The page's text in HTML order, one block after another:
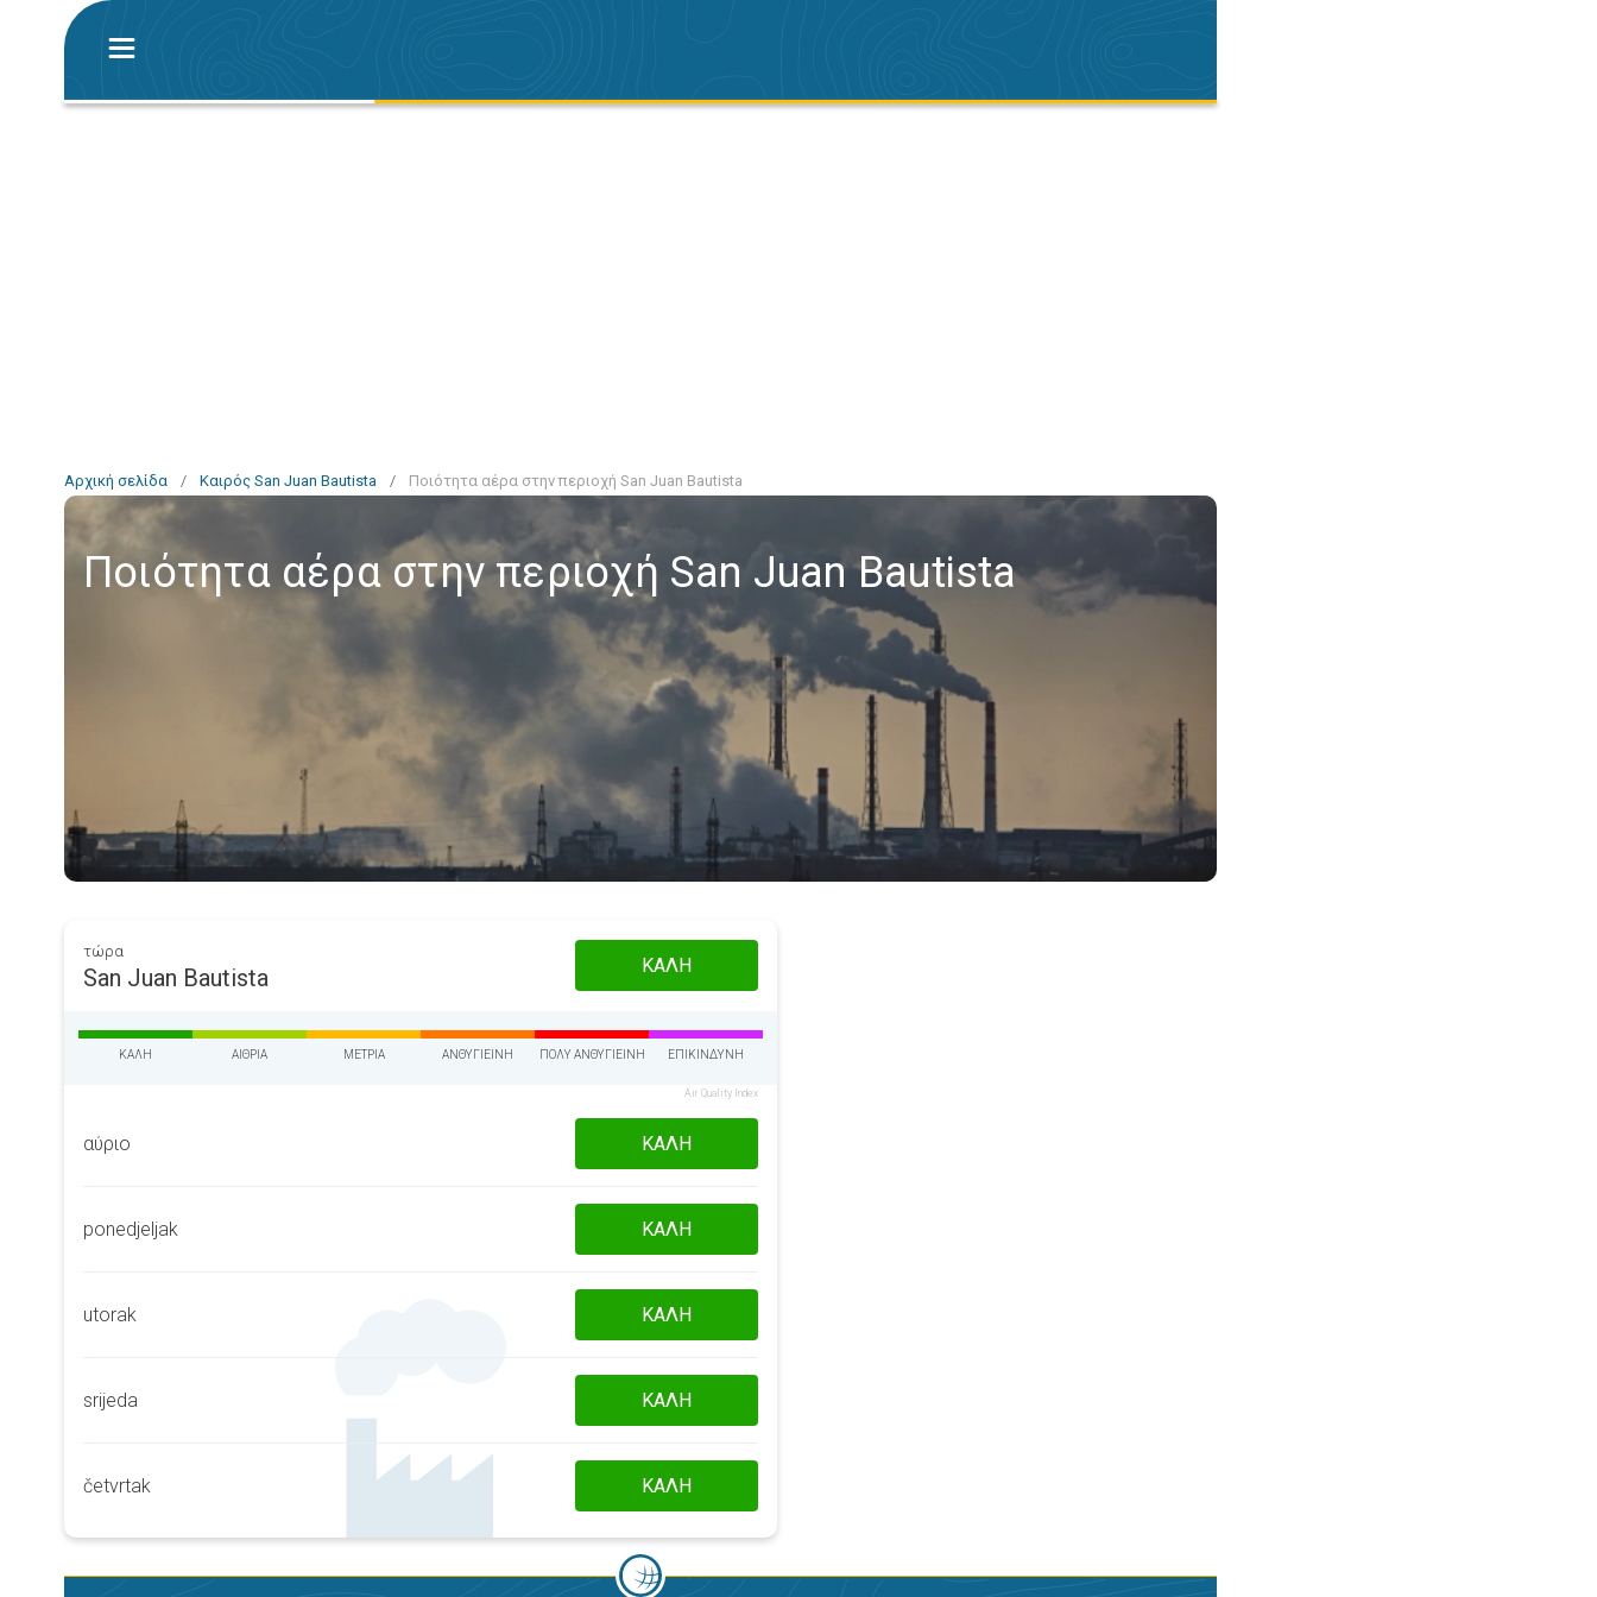
Αρχική σελίδα / Καιρός San Juan Bautista / Ποιότητα αέρα στην περιοχή San Juan Bautista
Ποιότητα αέρα στην περιοχή San Juan Bautista
τώρα
San Juan Bautista ΚΑΛΉ
ΚΑΛΉ ΑΊΘΡΙΑ ΜΈΤΡΙΑ ΑΝΘΥΓΙΕΙΝΉ ΠΟΛΎ ΑΝΘΥΓΙΕΙΝΉ ΕΠΙΚΊΝΔΥΝΗ
Air Quality Index
αύριο ΚΑΛΉ
ponedjeljak ΚΑΛΉ
utorak ΚΑΛΉ
srijeda ΚΑΛΉ
četvrtak ΚΑΛΉ